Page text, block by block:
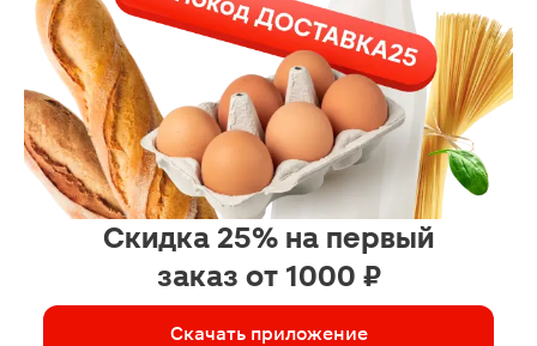
Скидка 25% на первый
заказ от 1000 ₽
Скачать приложение